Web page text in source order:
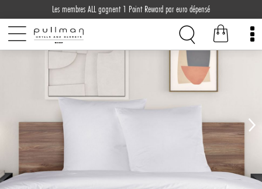
Les membres ALL gagnent 1 Point Reward par euro dépensé